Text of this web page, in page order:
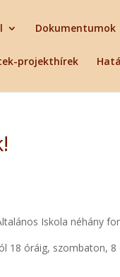
Dokumentumok
projekthírek
Iskola néhány
18 óráig, szombaton,